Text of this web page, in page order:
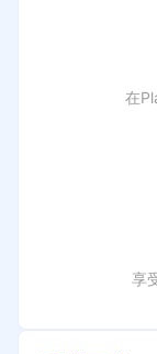
在
享